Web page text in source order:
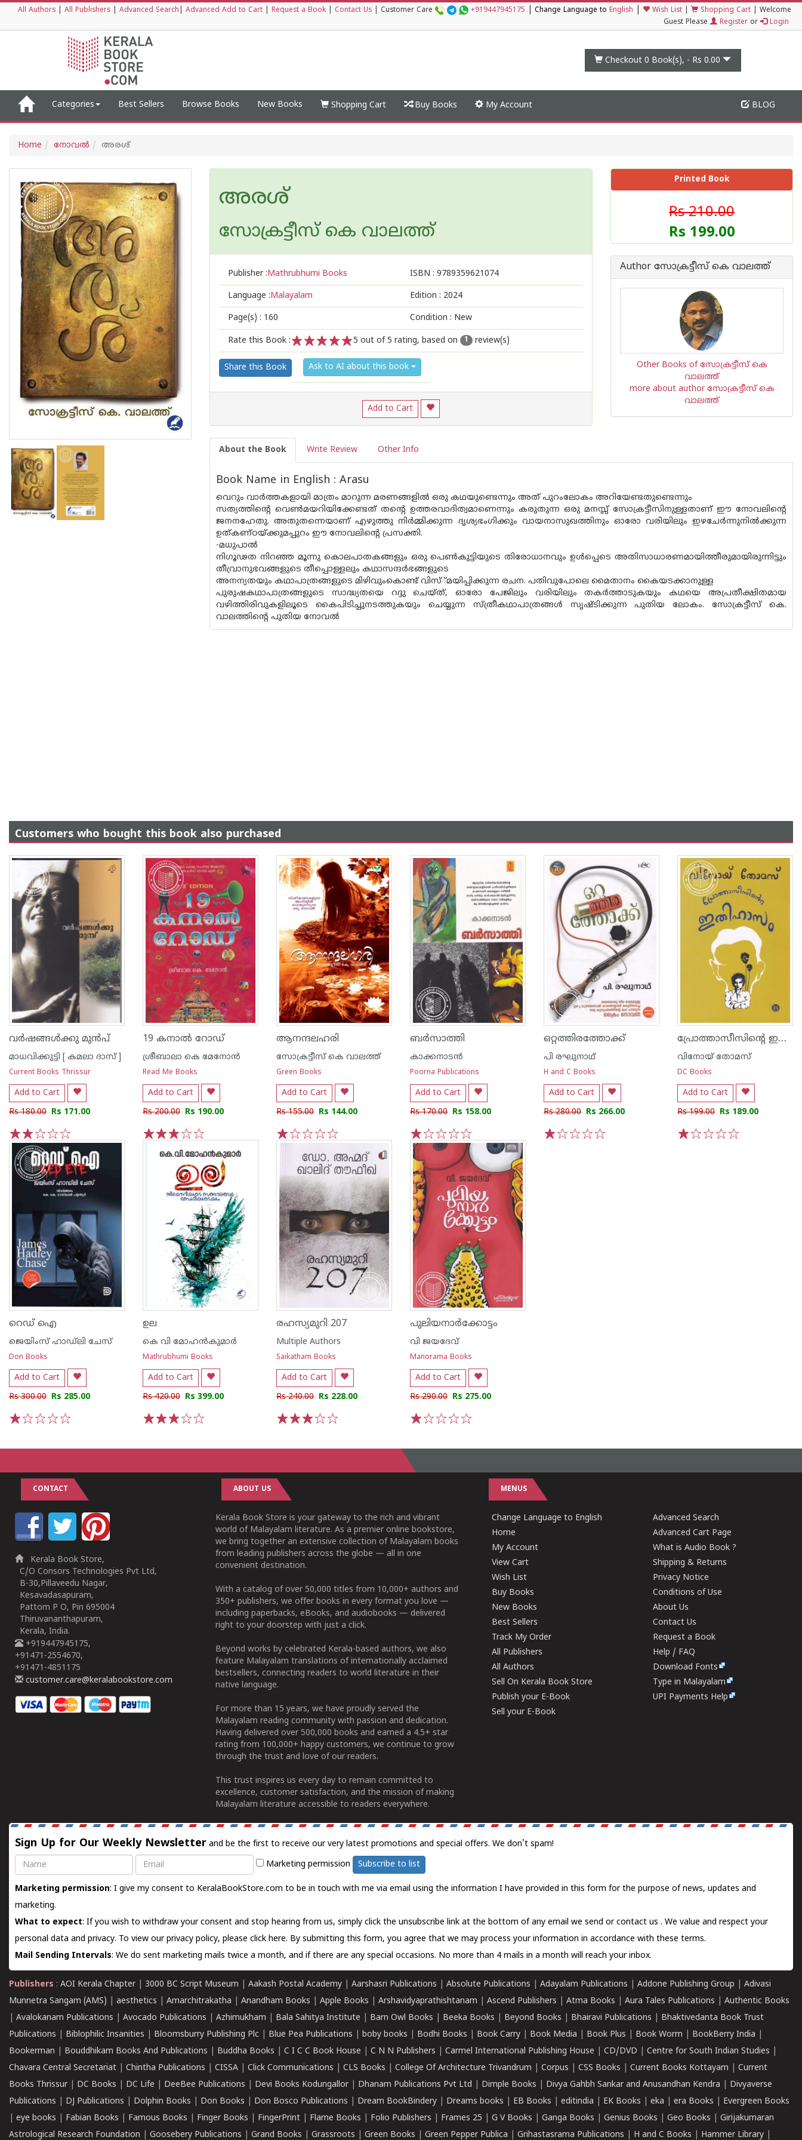
All Authors All Publishers Advanced Search Advanced Add to Cart Request a Book Contact Us Customer Care +919447945175 Change Language to English Wish List Shopping Cart
Welcome
Guest Please
Register or Login
Checkout 0 Book(s), - Rs 0.00
Categories Best Sellers Browse Books New Books Shopping Cart Buy Books My Account BLOG
Home നോവല്‍ അരശ്
അരശ്
സോക്രട്ടീസ് കെ വാലത്ത്
Publisher :Mathrubhumi Books ISBN : 9789359621074
Language :Malayalam Edition : 2024
Page(s) : 160 Condition : New
Rate this Book :
5
4
3
2
1
5 out of 5 rating, based on 1 review(s)
Share this Book Ask to AI about this book
Add to Cart
Printed Book
Rs 210.00
Rs 199.00
Author സോക്രട്ടീസ് കെ വാലത്ത്
Other Books of സോക്രട്ടീസ് കെ
വാലത്ത്
more about author സോക്രട്ടീസ് കെ
വാലത്ത്
About the Book Write Review Other Info
Book Name in English : Arasu
വെറും വാര്‍ത്തകളായി മാത്രം മാറുന്ന മരണങ്ങളില്‍ ഒരു കഥയുണ്ടെന്നും അത് പുറംലോകം അറിയേണ്ടതുണ്ടെന്നും
സത്യത്തിന്റെ വെണ്‍മയറിയിക്കേണ്ടത് തന്റെ ഉത്തരവാദിത്വമാണെന്നും കരുതുന്ന ഒരു മനസ്സ് സോക്രട്ടീസിനുള്ളതാണ് ഈ നോവലിന്റെ
ജനനഹേതു. അതുതന്നെയാണ് എഴുത്തു നിര്‍മ്മിക്കുന്ന ദൃശ്യഭംഗിക്കും വായനാസുഖത്തിനും ഓരോ വരിയിലും ഇഴചേര്‍ന്നുനില്‍ക്കുന്ന
ഉത്കണ്ഠയ്ക്കുമപ്പുറം ഈ നോവലിന്റെ പ്രസക്തി.
-മധുപാല്‍
നിഗൂഢത നിറഞ്ഞ മൂന്നു കൊലപാതകങ്ങളും ഒരു പെണ്‍കുട്ടിയുടെ തിരോധാനവും ഉള്‍പ്പെടെ അതിസാധാരണമായിത്തീരുമായിരുന്നിട്ടും
തീവ്രാനുഭവങ്ങളുടെ തീപ്പൊള്ളലും കഥാസന്ദര്‍ഭങ്ങളുടെ
അനന്യതയും കഥാപാത്രങ്ങളുടെ മിഴിവുംകൊണ്ട് വിസ്്മയിപ്പിക്കുന്ന രചന. പതിവുപോലെ മൈതാനം കൈയടക്കാനുള്ള
പുരുഷകഥാപാത്രങ്ങളുടെ സാദ്ധ്യതയെ റദ്ദു ചെയ്ത്, ഓരോ പേജിലും വരിയിലും തകര്‍ത്താടുകയും കഥയെ അപ്രതീക്ഷിതമായ
വഴിത്തിരിവുകളിലൂടെ കൈപിടിച്ചുനടത്തുകയും ചെയ്യുന്ന സ്ത്രീകഥാപാത്രങ്ങള്‍ സൃഷ്ടിക്കുന്ന പുതിയ ലോകം. സോക്രട്ടീസ് കെ.
വാലത്തിന്റെ പുതിയ നോവല്‍
Customers who bought this book also purchased
വര്‍ഷങ്ങള്‍ക്കു മുന്‍‌പ്
മാധവിക്കുട്ടി [ കമലാ ദാസ് ]
Current Books Thrissur
Add to Cart
Rs 180.00 Rs 171.00
5
4
3
2
1
19 കനാല്‍ റോഡ്
ശ്രീബാലാ കെ മേനോന്‍
Read Me Books
Add to Cart
Rs 200.00 Rs 190.00
1
ആനന്ദലഹരി
സോക്രട്ടീസ് കെ വാലത്ത്
Green Books
Add to Cart
Rs 155.00 Rs 144.00
4
2
1
ബര്‍സാത്തി
കാക്കനാടന്‍
Poorna Publications
Add to Cart
Rs 170.00 Rs 158.00
5
4
3
2
1
ഒറ്റത്തിരത്തോക്ക്
പി രഘുനാഥ്
H and C Books
Add to Cart
Rs 280.00 Rs 266.00
പ്രോത്താസീസിന്റെ ഇതിഹാസം
വിനോയ് തോമസ്
DC Books
Add to Cart
Rs 199.00 Rs 189.00
റെഡ് ഐ
ജെയിംസ് ഹാഡ്‌ലി ചേസ്
Don Books
Add to Cart
Rs 300.00 Rs 285.00
ഉല
കെ വി മോഹ‌ന്‍കുമാര്‍
Mathrubhumi Books
Add to Cart
Rs 420.00 Rs 399.00
രഹസ്യമുറി 207
Multiple Authors
Saikatham Books
Add to Cart
Rs 240.00 Rs 228.00
പുലിയനാർക്കോട്ടം
വി ജയദേവ്
Manorama Books
Add to Cart
Rs 290.00 Rs 275.00
CONTACT
Kerala Book Store,
C/O Consors Technologies Pvt Ltd,
B-30,Pillaveedu Nagar,
Kesavadasapuram,
Pattom P O, Pin 695004
Thiruvananthapuram,
Kerala, India.
+919447945175,
+91471-2554670,
+91471-4851175
customer.care@keralabookstore.com
ABOUT US
Kerala Book Store is your gateway to the rich and vibrant
world of Malayalam literature. As a premier online bookstore,
we bring together an extensive collection of Malayalam books
from leading publishers across the globe — all in one
convenient destination.
With a catalog of over 50,000 titles from 10,000+ authors and
350+ publishers, we offer books in every format you love —
including paperbacks, eBooks, and audiobooks — delivered
right to your doorstep with just a click.
Beyond works by celebrated Kerala-based authors, we also
feature Malayalam translations of internationally acclaimed
bestsellers, connecting readers to world literature in their
native language.
For more than 15 years, we have proudly served the
Malayalam reading community with passion and dedication.
Having delivered over 500,000 books and earned a 4.5+ star
rating from 100,000+ happy customers, we continue to grow
through the trust and love of our readers.
This trust inspires us every day to remain committed to
excellence, customer satisfaction, and the mission of making
Malayalam literature accessible to readers everywhere.
MENUS
Change Language to English
Home
My Account
View Cart
Wish List
Buy Books
New Books
Best Sellers
Track My Order
All Publishers
All Authors
Sell On Kerala Book Store
Publish your E-Book
Sell your E-Book
Advanced Search
Advanced Cart Page
What is Audio Book ?
Shipping & Returns
Privacy Notice
Conditions of Use
About Us
Contact Us
Request a Book
Help / FAQ
Download Fonts
Type in Malayalam
UPI Payments Help
Sign Up for Our Weekly Newsletter and be the first to receive our very latest promotions and special offers. We don't spam!
Name
Email Marketing permission Subscribe to list
Marketing permission: I give my consent to KeralaBookStore.com to be in touch with me via email using the information I have provided in this form for the purpose of news, updates and
marketing.
What to expect: If you wish to withdraw your consent and stop hearing from us, simply click the unsubscribe link at the bottom of any email we send orcontact us . We value and respect your
personal data and privacy. To view our privacy policy, please click here. By submitting this form, you agree that we may process your information in accordance with these terms.
Mail Sending Intervals: We do sent marketing mails twice a month, and if there are any special occasions. No more than 4 mails in a month will reach your inbox.
Publishers : AOI Kerala Chapter| 3000 BC Script Museum Aakash Postal Academy Aarshasri Publications Absolute Publications Adayalam Publications Addone Publishing Group
Adivasi
Munnetra Sangam (AMS)
aesthetics Amarchitrakatha Anandham Books Apple Books Arshavidyaprathishtanam Ascend Publishers Atma Books Aura Tales Publications
Authentic Books
Avalokanam Publications Avocado Publications Azhimukham Bala Sahitya Institute Barn Owl Books Beeka Books Beyond Books Bhairavi Publications
Bhaktivedanta Book Trust
Publications
Biblophilic Insanities Bloomsburry Publishing Plc Blue Pea Publications boby books Bodhi Books Book Carry Book Media Book Plus Book Worm BookBerry India
Bookerman
Bouddhikam Books And Publications Buddha Books C I C C Book House C N N Publishers Carmel International Publishing House CD/DVD Centre for South Indian Studies
Chavara Central Secretariat
Chintha Publications CISSA Click Communications CLS Books College Of Architecture Trivandrum Corpus CSS Books Current Books Kottayam
Current
Books Thrissur| DC Books DC Life DeeBee Publications Devi Books Kodungallor| Dhanam Publications Pvt Ltd Dimple Books Divya Gahbh Sankar and Anusandhan Kendra
Divyaverse
Publications
DJ Publications Dolphin Books Don Books Don Bosco Publications Dream BookBindery Dreams books EB Books editindia EK Books eka era Books
Evergreen Books
eye books Fabian Books Famous Books Finger Books FingerPrint Flame Books Folio Publishers Frames 25 G V Books Ganga Books Genius Books Geo Books
Girijakumaran
Astrological Research Foundation
Goosebery Publications Grand Books Grassroots Green Books Green Pepper Publica Grihastasrama Publications H and C Books Hammer Library